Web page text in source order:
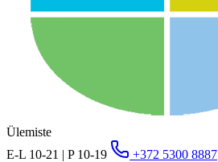
Ülemiste
E-L 10-21 | P 10-19
+372 5300 8887